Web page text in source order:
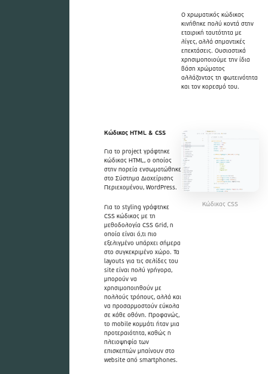
Ο χρωματικός κώδικας
κινήθηκε πολύ κοντά στην
εταιρική ταυτότητα με
λίγες, αλλά σημαντικές
επεκτάσεις. Ουσιαστικά
χρησιμοποιούμε την ίδια
βάση χρώματος
αλλάζοντας τη φωτεινότητα
και τον κορεσμό του.
Κώδικας HTML & CSS
Για το project γράφτηκε
κώδικας HTML, ο οποίος
στην πορεία ενσωματώθηκε
στο Σύστημα Διαχείρισης
Περιεχομένου, WordPress.
Για το styling γράφτηκε
CSS κώδικας με τη
μεθοδολογία CSS Grid, η
οποία είναι ό,τι πιο
εξελιγμένο υπάρχει σήμερα
στο συγκεκριμένο χώρο. Τα
layouts για τις σελίδες του
site είναι πολύ γρήγορα,
μπορούν να
χρησιμοποιηθούν με
πολλούς τρόπους, αλλά και
να προσαρμοστούν εύκολα
σε κάθε οθόνη. Προφανώς,
το mobile κομμάτι ήταν μια
προτεραιότητα, καθώς η
πλειοψηφία των
επισκεπτών μπαίνουν στο
website από smartphones.
Κώδικας CSS